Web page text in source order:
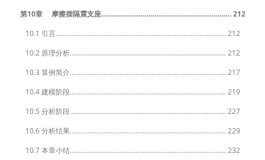
第10章 摩擦摆隔震支座………………………………………………………… 212
10.1 引言…………………………………………………………………………………… 212
10.2 原理分析……………………………………………………………………………. 212
10.3 算例简介……………………………………………………………………………. 217
10.4 建模阶段……………………………………………………………………………. 219
10.5 分析阶段……………………………………………………………………………. 227
10.6 分析结果……………………………………………………………………………. 229
10.7 本章小结……………………………………………………………………………. 232